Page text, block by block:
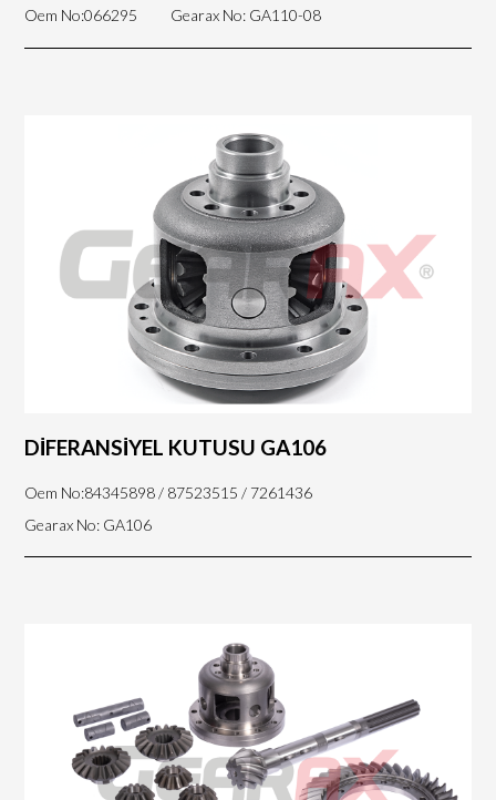
Oem No:066295 Gearax No: GA110-08
DİFERANSİYEL KUTUSU GA106
Oem No:84345898 / 87523515 / 7261436
Gearax No: GA106